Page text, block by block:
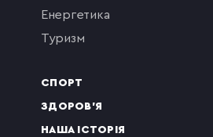
енергетика
туризм
СПОРТ
ЗДОРОВ'Я
НАША ІСТОРІЯ